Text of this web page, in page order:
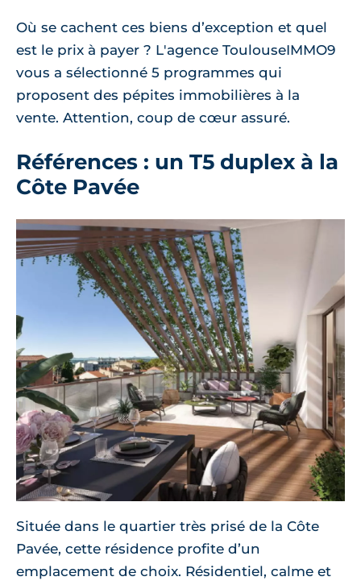
Où se cachent ces biens d’exception et quel
est le prix à payer ? L'agence ToulouseIMMO9
vous a sélectionné 5 programmes qui
proposent des pépites immobilières à la
vente. Attention, coup de cœur assuré.
Références : un T5 duplex à la
Côte Pavée
Située dans le quartier très prisé de la Côte
Pavée, cette résidence profite d’un
emplacement de choix. Résidentiel, calme et